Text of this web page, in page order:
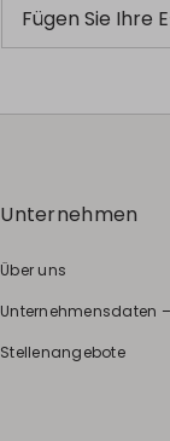
Fügen Sie Ihre
Unternehmen
Über uns
Unternehmensdaten
Stellenangebote